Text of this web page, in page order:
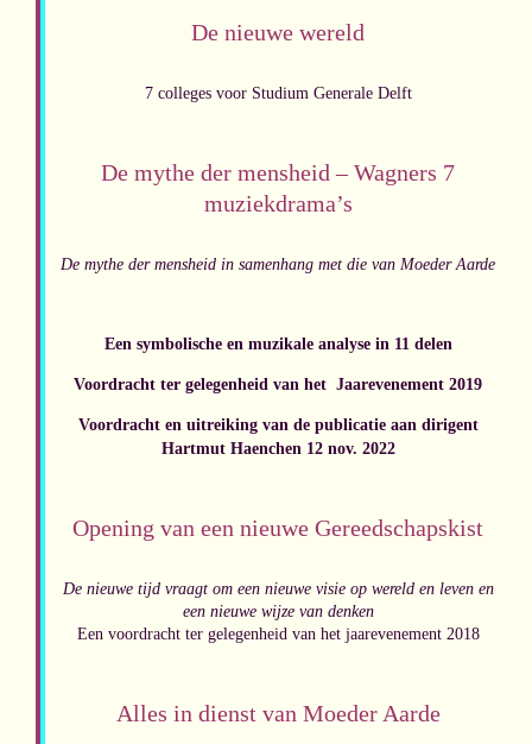
De nieuwe wereld
7 colleges voor Studium Generale Delft
De mythe der mensheid – Wagners 7
muziekdrama’s
De mythe der mensheid in samenhang met die van Moeder Aarde
Een symbolische en muzikale analyse in 11 delen
Voordracht ter gelegenheid van het Jaarevenement 2019
Voordracht en uitreiking van de publicatie aan dirigent
Hartmut Haenchen 12 nov. 2022
Opening van een nieuwe Gereedschapskist
De nieuwe tijd vraagt om een nieuwe visie op wereld en leven en
een nieuwe wijze van denken
Een voordracht ter gelegenheid van het jaarevenement 2018
Alles in dienst van Moeder Aarde